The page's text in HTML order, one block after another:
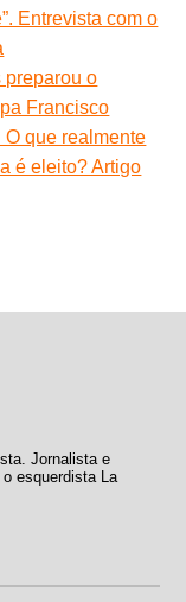
Entrevista com o
preparou o
Francisco
que realmente
é eleito? Artigo
Jornalista e
esquerdista La